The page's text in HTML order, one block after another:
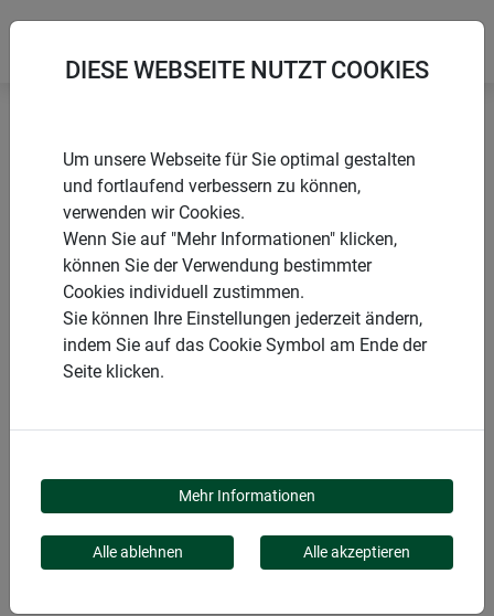
Startseite Produkte Garten Tiere im Garten
PRODUKTKATEGORIE
TIERE IM GARTEN
dichtere Bebauung und weniger Grünflächen haben es viele
Futter zu finden. Wer der bunten Vielfalt an heimischen
Vögeln, Eichhörnchen, Igeln, Wildbienen und Marienkäfern
DIESE WEBSEITE NUTZT COOKIES
Um unsere Webseite für Sie optimal gestalten
und fortlaufend verbessern zu können,
verwenden wir Cookies.
Wenn Sie auf "Mehr Informationen" klicken,
können Sie der Verwendung bestimmter
Cookies individuell zustimmen.
Sie können Ihre Einstellungen jederzeit ändern,
indem Sie auf das Cookie Symbol am Ende der
Seite klicken.
Mehr Informationen
Alle ablehnen Alle akzeptieren